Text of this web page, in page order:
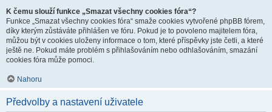
K čemu slouží funkce „Smazat všechny cookies fóra“?
Funkce „Smazat všechny cookies fóra“ smaže cookies vytvořené phpBB fórem,
díky kterým zůstáváte přihlášen ve fóru. Pokud je to povoleno majitelem fóra,
můžou být v cookies uloženy informace o tom, které příspěvky jste četli, a které
ještě ne. Pokud máte problém s přihlašováním nebo odhlašováním, smazání
cookies fóra může pomoci.
Nahoru
Předvolby a nastavení uživatele